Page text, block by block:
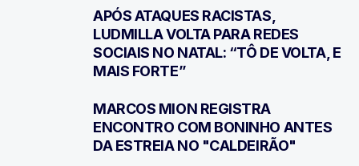
APÓS ATAQUES RACISTAS,
LUDMILLA VOLTA PARA REDES
SOCIAIS NO NATAL: “TÔ DE VOLTA, E
MAIS FORTE”
MARCOS MION REGISTRA
ENCONTRO COM BONINHO ANTES
DA ESTREIA NO "CALDEIRÃO"